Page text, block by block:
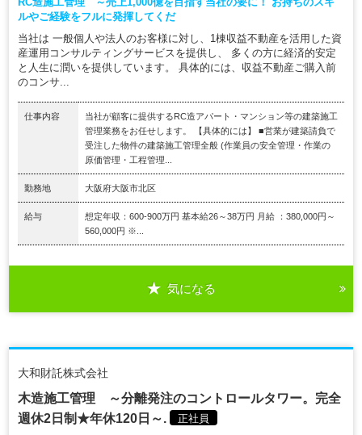
ルやご経験をフルに発揮してくだ
当社は 一般個人や法人のお客様に対し、1棟収益不動産を活用した資
産運用コンサルティングサービスを提供し、 多くの方に経済的安定
と人生に潤いを提供しています。 具体的には、収益不動産ご購入前
のコンサ...
仕事内容
当社が顧客に提供するRC造アパート・マンション等の建築施工
管理業務をお任せします。 【具体的には】 ■営業が建築請負で
受注した物件の建築施工管理全般 (作業員の安全管理・作業の
原価管理・工程管理...
勤務地 大阪府大阪市北区
給与
想定年収：600-900万円 基本給26～38万円 月給 ：380,000円～
560,000円 ※...
気になる
大和財託株式会社
木造施工管理 ～分離発注のコントロールタワー。完全
週休2日制★年休120日～.
正社員